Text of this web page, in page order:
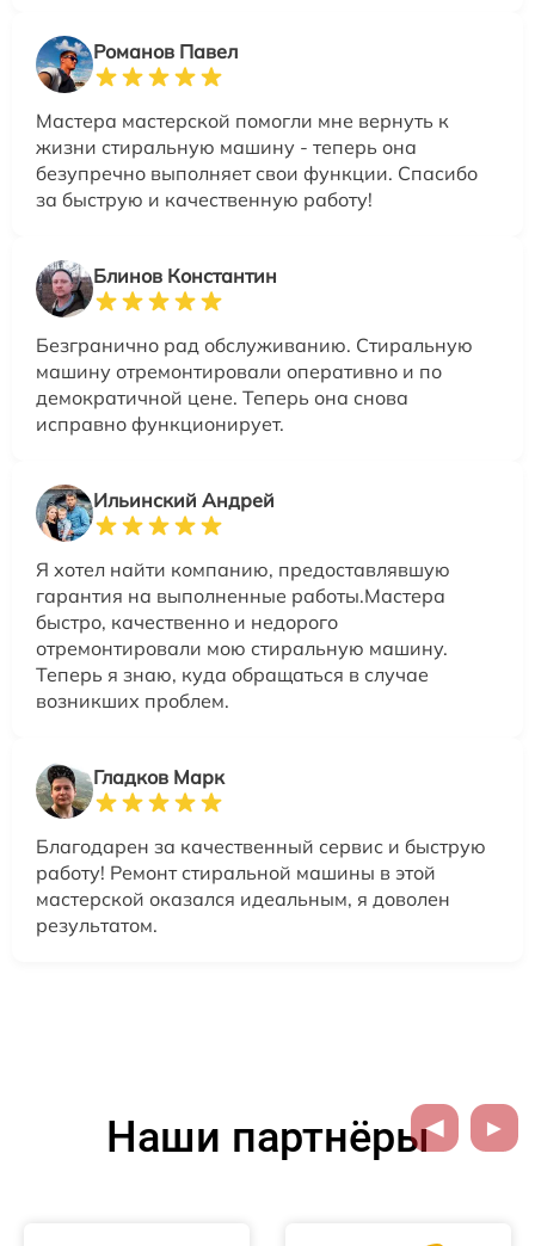
Романов Павел
Мастера мастерской помогли мне вернуть к
жизни стиральную машину - теперь она
безупречно выполняет свои функции. Спасибо
за быструю и качественную работу!
Блинов Константин
Безгранично рад обслуживанию. Стиральную
машину отремонтировали оперативно и по
демократичной цене. Теперь она снова
исправно функционирует.
Ильинский Андрей
Я хотел найти компанию, предоставлявшую
гарантия на выполненные работы.Мастера
быстро, качественно и недорого
отремонтировали мою стиральную машину.
Теперь я знаю, куда обращаться в случае
возникших проблем.
Гладков Марк
Благодарен за качественный сервис и быструю
работу! Ремонт стиральной машины в этой
мастерской оказался идеальным, я доволен
результатом.
Наши партнёры